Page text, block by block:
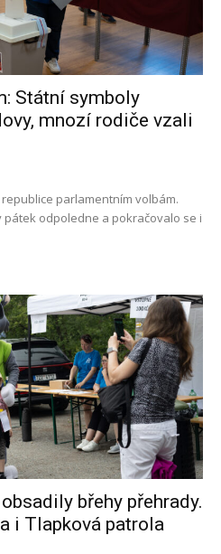
Státní symboly
mnozí rodiče vzali
parlamentním volbám.
odpoledne a pokračovalo se i
břehy přehrady.
i Tlapková patrola